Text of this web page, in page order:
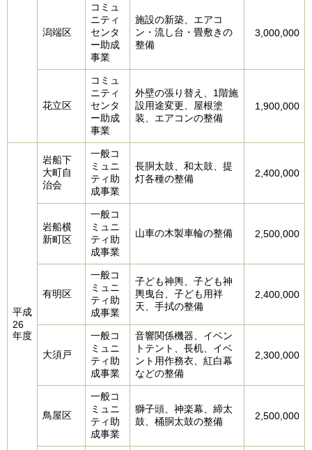
潟端区
コミュ
ニティ
センタ
ー助成
事業
施設の新築、エアコ
ン・流し台・畳敷きの
整備
3,000,000
花立区
コミュ
ニティ
センタ
ー助成
事業
外壁の張り替え、1階施
設用途変更、屋根塗
装、エアコンの整備
1,900,000
平成
26
年度
岩船下
大町自
治会
一般コ
ミュニ
ティ助
成事業
長胴太鼓、和太鼓、提
灯各種の整備
2,400,000
岩船横
新町区
一般コ
ミュニ
ティ助
成事業
山車の木製車輪の整備 2,500,000
有明区
一般コ
ミュニ
ティ助
成事業
子ども神輿、子ども神
輿曳台、子ども用袢
天、手拭の整備
2,400,000
大須戸
一般コ
ミュニ
ティ助
成事業
音響関係機器、イベン
トテント、長机、イベ
ント用作務衣、紅白幕
などの整備
2,300,000
鳥屋区
一般コ
ミュニ
ティ助
成事業
獅子頭、神楽幕、締太
鼓、桶胴太鼓の整備
2,500,000